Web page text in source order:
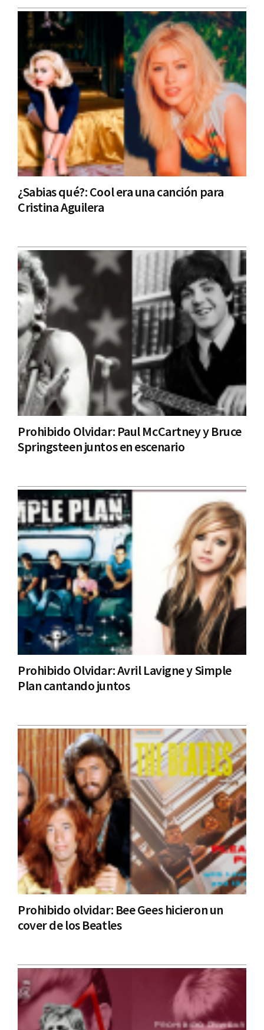
¿Sabias qué?: Cool era una canción para
Cristina Aguilera
Prohibido Olvidar: Paul McCartney y Bruce
Springsteen juntos en escenario
Prohibido Olvidar: Avril Lavigne y Simple
Plan cantando juntos
Prohibido olvidar: Bee Gees hicieron un
cover de los Beatles